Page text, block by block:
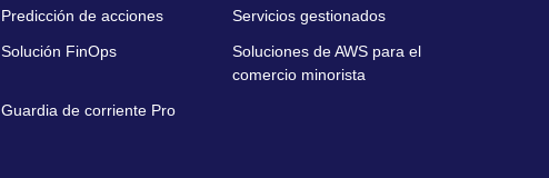
Predicción de acciones Servicios gestionados
Solución FinOps
Soluciones de AWS para el
comercio minorista
Guardia de corriente Pro